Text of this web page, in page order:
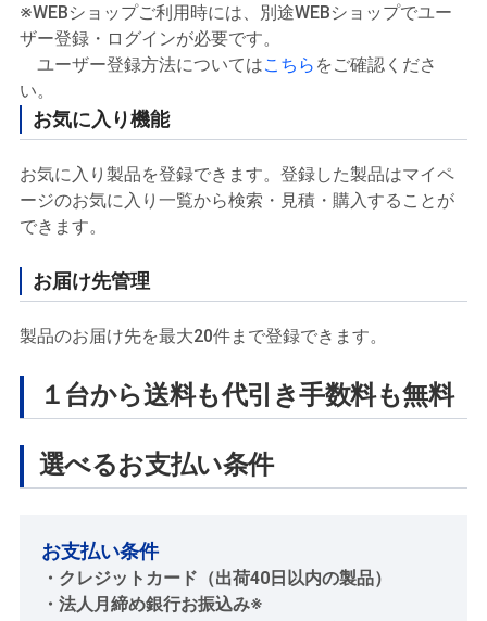
※WEBショップご利用時には、別途WEBショップでユー
ザー登録・ログインが必要です。
ユーザー登録方法についてはこちら をご確認くださ
い。
お気に入り機能
お気に入り製品を登録できます。登録した製品はマイペ
ージのお気に入り一覧から検索・見積・購入することが
できます。
お届け先管理
製品のお届け先を最大20件まで登録できます。
１台から送料も代引き手数料も無料
選べるお支払い条件
お支払い条件
・クレジットカード（出荷40日以内の製品）
・法人月締め銀行お振込み※